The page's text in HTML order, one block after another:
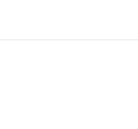
。1952年6月16日
審時，被以相同罪
執行期間自1952年